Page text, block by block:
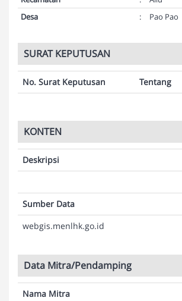
Desa
: Pao Pao
SURAT KEPUTUSAN
No. Surat Keputusan Tentang
KONTEN
Deskripsi
Sumber Data
webgis.menlhk.go.id
Data Mitra/Pendamping
Nama Mitra